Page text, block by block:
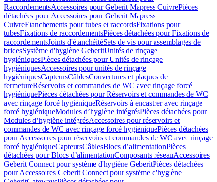
RaccordementsAccessoires pour Geberit Mapress CuivrePièces
détachées pour Accessoires pour Geberit Mapress
CuivreEtanchements pour tubes et raccordsFixations pour
tubesFixations de raccordementsPièces détachées pour Fixations de
raccordementsJoints d'étanchéitéSets de vis pour assemblages de
bridesSystème d'hygiène GeberitUnités de rinçage
hygiéniquesPièces détachées pour Unités de rinçage
hygiéniquesAccessoires pour unités de rinçage
hygiéniquesCapteursCâblesCouvertures et plaques de
fermetureRéservoirs et commandes de WC avec rinçage forcé
hygiéniquePièces détachées pour Réservoirs et commandes de WC
avec rinçage forcé hygiéniqueRéservoirs à encastrer avec rinçage
forcé hygiéniqueModules d’hygiène intégrésPièces détachées pour
Modules d’hygiène intégrésAccessoires pour réservoirs et
commandes de WC avec rinçage forcé hygiéniquePièces détachées
pour Accessoires pour réservoirs et commandes de WC avec rinçage
forcé hygiéniqueCapteursCâblesBlocs d’alimentationPièces
détachées pour Blocs d’alimentationComposants réseauAccessoires
Geberit Connect pour système d'hygiène GeberitPièces détachées
pour Accessoires Geberit Connect pour système d'hygiène